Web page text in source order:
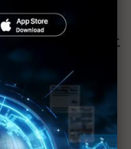
擴充底座應用。
VRR功能，讓掌上
用遊戲機，提供
戲體驗。」關於
考威鋒電子官